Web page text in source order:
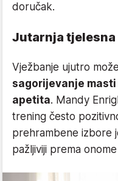
doručak.
Jutarnja
Vježbanje ujutro
sagorijevanje
apetita. Mandy
trening često
prehrambene izbore
pažljiviji prema